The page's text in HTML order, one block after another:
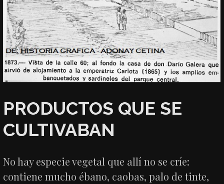
PRODUCTOS QUE SE
CULTIVABAN
No hay especie vegetal que allí no se críe:
contiene mucho ébano, caobas, palo de tinte,